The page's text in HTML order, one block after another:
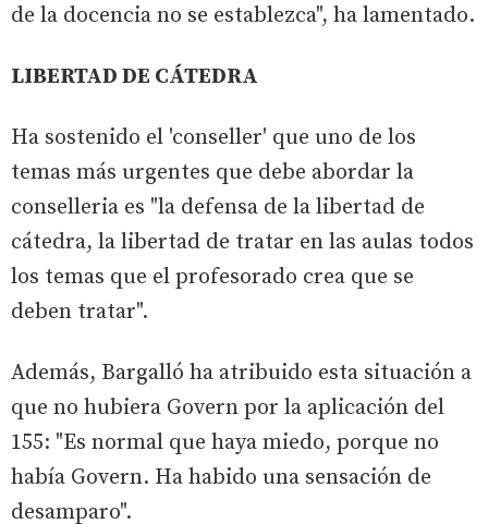
de la docencia no se establezca", ha lamentado.
LIBERTAD DE CÁTEDRA
Ha sostenido el 'conseller' que uno de los
temas más urgentes que debe abordar la
conselleria es "la defensa de la libertad de
cátedra, la libertad de tratar en las aulas todos
los temas que el profesorado crea que se
deben tratar".
Además, Bargalló ha atribuido esta situación a
que no hubiera Govern por la aplicación del
155: "Es normal que haya miedo, porque no
había Govern. Ha habido una sensación de
desamparo".